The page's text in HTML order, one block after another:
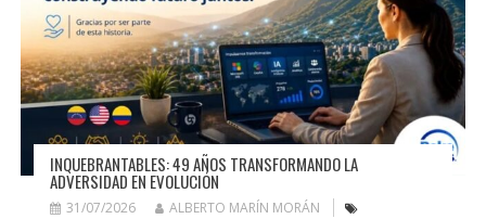
INQUEBRANTABLES: 49 AÑOS TRANSFORMANDO LA
ADVERSIDAD EN EVOLUCIÓN
31/07/2026
ALBERTO MARÍN MORÁN